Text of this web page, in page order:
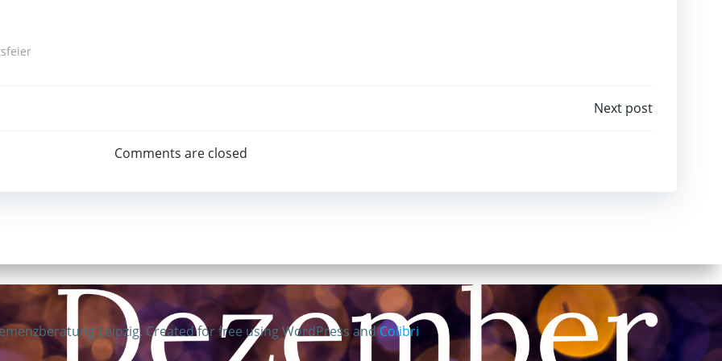
navigation
Next post
Comments are closed
Leipzig. Created for free using WordPress andColibri